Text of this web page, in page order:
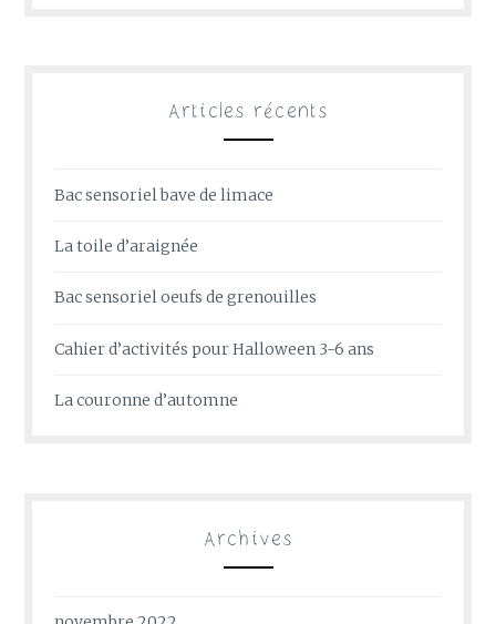
Articles récents
Bac sensoriel bave de limace
La toile d’araignée
Bac sensoriel oeufs de grenouilles
Cahier d’activités pour Halloween 3-6 ans
La couronne d’automne
Archives